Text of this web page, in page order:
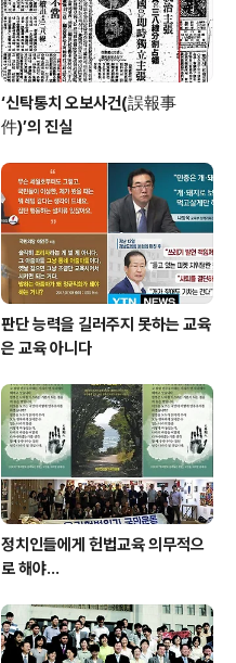
‘신탁통치 오보사건(誤報事
件)’의 진실
판단 능력을 길러주지 못하는 교육
은 교육 아니다
정치인들에게 헌법교육 의무적으
로 해야…